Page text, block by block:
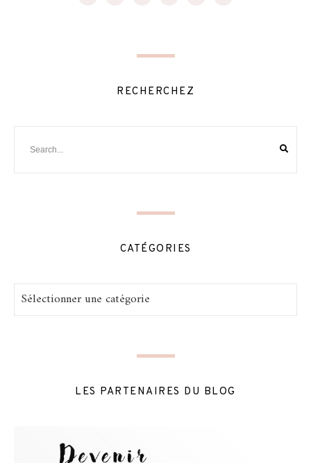
RECHERCHEZ
CATÉGORIES
Catégories
LES PARTENAIRES DU BLOG